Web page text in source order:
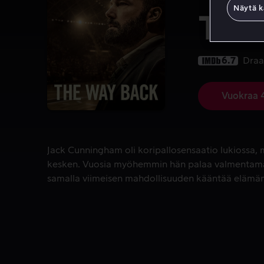
The
6.7
Vuokraa
Jack Cunningham oli koripallosensaatio
Jack Cunningham oli koripallosensaatio
kesken. Vuosia myöhemmin hän palaa
samalla viimeisen mahdollisuuden kääntää
Näytä